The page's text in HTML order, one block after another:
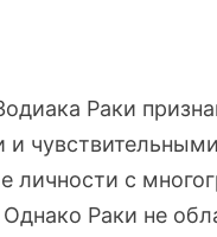
Раки
личности с
Раки не